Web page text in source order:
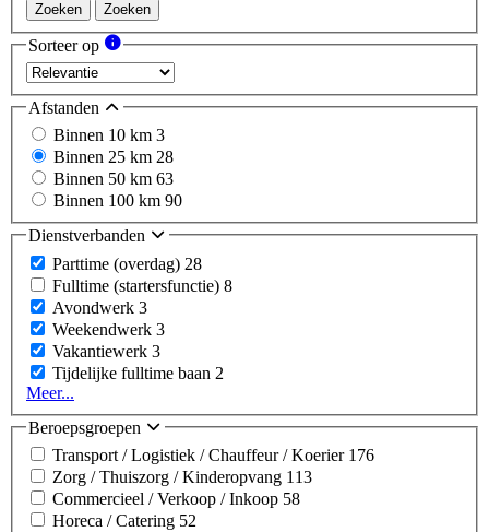
Zoeken Zoeken
Sorteer op
Afstanden
Binnen 10 km 3
Binnen 25 km 28
Binnen 50 km 63
Binnen 100 km 90
Dienstverbanden
Parttime (overdag) 28
Fulltime (startersfunctie) 8
Avondwerk 3
Weekendwerk 3
Vakantiewerk 3
Tijdelijke fulltime baan 2
Meer...
Beroepsgroepen
Transport / Logistiek / Chauffeur / Koerier 176
Zorg / Thuiszorg / Kinderopvang 113
Commercieel / Verkoop / Inkoop 58
Horeca / Catering 52